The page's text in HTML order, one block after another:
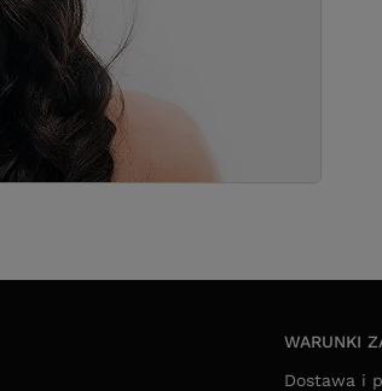
WARUNKI
Dostawa i